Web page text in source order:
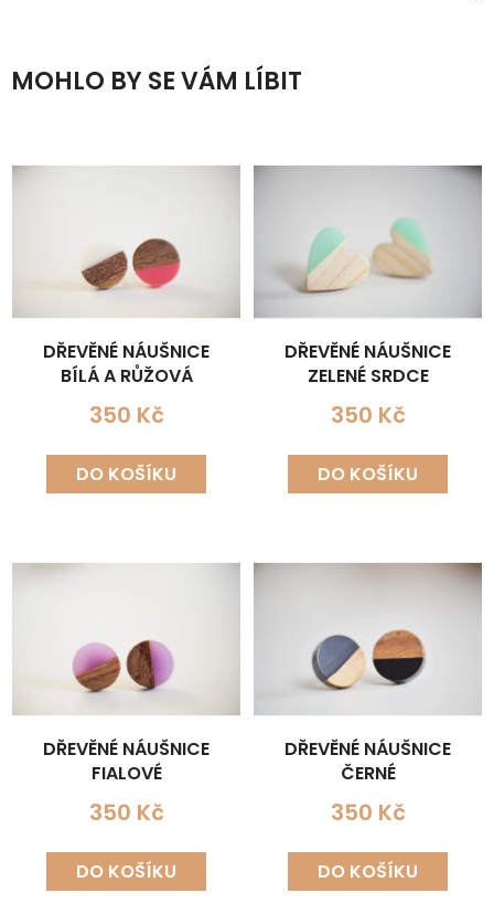
MOHLO BY SE VÁM LÍBIT
DŘEVĚNÉ NÁUŠNICE
BÍLÁ A RŮŽOVÁ
350 Kč
DO KOŠÍKU
DŘEVĚNÉ NÁUŠNICE
ZELENÉ SRDCE
350 Kč
DO KOŠÍKU
DŘEVĚNÉ NÁUŠNICE
FIALOVÉ
350 Kč
DO KOŠÍKU
DŘEVĚNÉ NÁUŠNICE
ČERNÉ
350 Kč
DO KOŠÍKU